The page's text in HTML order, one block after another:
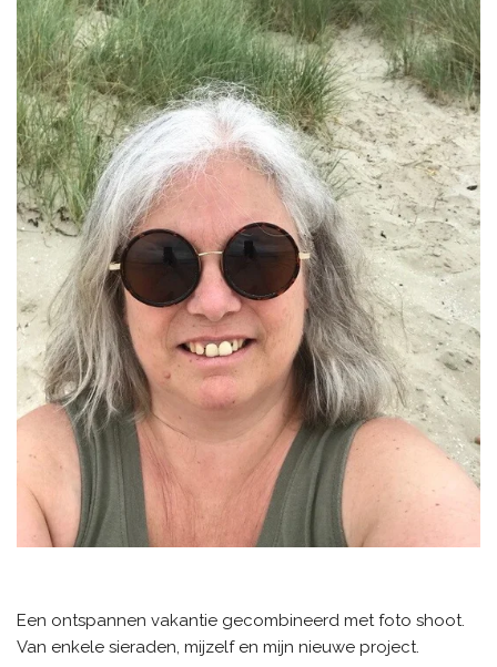
Een ontspannen vakantie gecombineerd met foto shoot.
Van enkele sieraden, mijzelf en mijn nieuwe project.